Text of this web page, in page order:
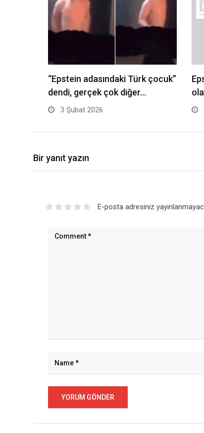
“Epstein adasındaki Türk çocuk”
dendi, gerçek çok diğer…
3 Şubat 2026
Bir yanıt yazın
E-posta adresiniz